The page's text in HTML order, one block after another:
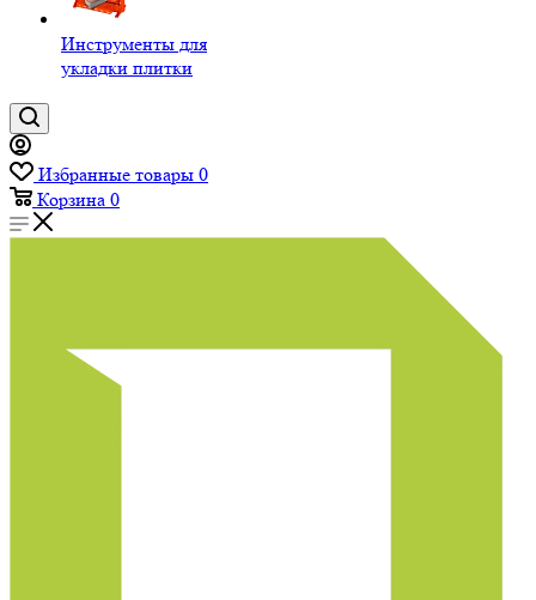
Инструменты для
укладки плитки
Избранные товары 0
Корзина 0